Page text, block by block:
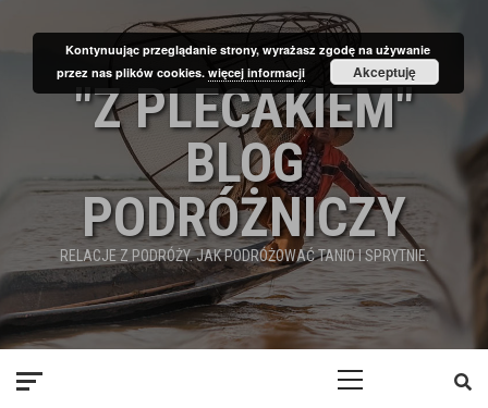
"Z PLECAKIEM"
BLOG
PODRÓŻNICZY
RELACJE Z PODRÓŻY. JAK PODRÓŻOWAĆ TANIO I SPRYTNIE.
Kontynuując przeglądanie strony, wyrażasz zgodę na używanie
przez nas plików cookies.więcej informacji Akceptuję